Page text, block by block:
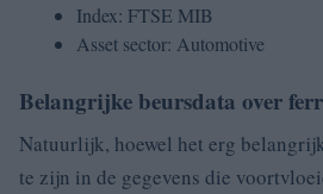
Index: FTSE MIB
Asset sector: Automotive
Belangrijke beursdata over
Natuurlijk, hoewel het erg
te zijn in de gegevens die